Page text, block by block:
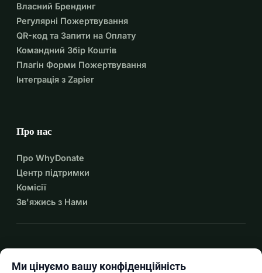
Власний Брендинг
Регулярні Пожертвування
QR-код та Запити на Оплату
Командний Збір Коштів
Плагін Форми Пожертвування
Інтеграція з Zapier
Про нас
Про WhyDonate
Центр підтримки
Комісії
Зв'яжись з Нами
Ми цінуємо вашу конфіденційність